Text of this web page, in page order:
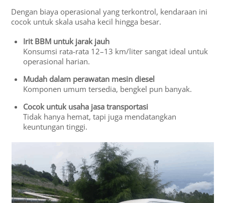
Dengan biaya operasional yang terkontrol, kendaraan ini
cocok untuk skala usaha kecil hingga besar.
Irit BBM untuk jarak jauh
Konsumsi rata-rata 12–13 km/liter sangat ideal untuk
operasional harian.
Mudah dalam perawatan mesin diesel
Komponen umum tersedia, bengkel pun banyak.
Cocok untuk usaha jasa transportasi
Tidak hanya hemat, tapi juga mendatangkan
keuntungan tinggi.